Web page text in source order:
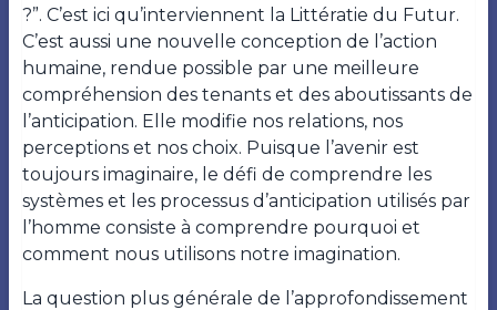
?”. C’est ici qu’interviennent la Littératie du Futur.
C’est aussi une nouvelle conception de l’action
humaine, rendue possible par une meilleure
compréhension des tenants et des aboutissants de
l’anticipation. Elle modifie nos relations, nos
perceptions et nos choix. Puisque l’avenir est
toujours imaginaire, le défi de comprendre les
systèmes et les processus d’anticipation utilisés par
l’homme consiste à comprendre pourquoi et
comment nous utilisons notre imagination.
La question plus générale de l’approfondissement